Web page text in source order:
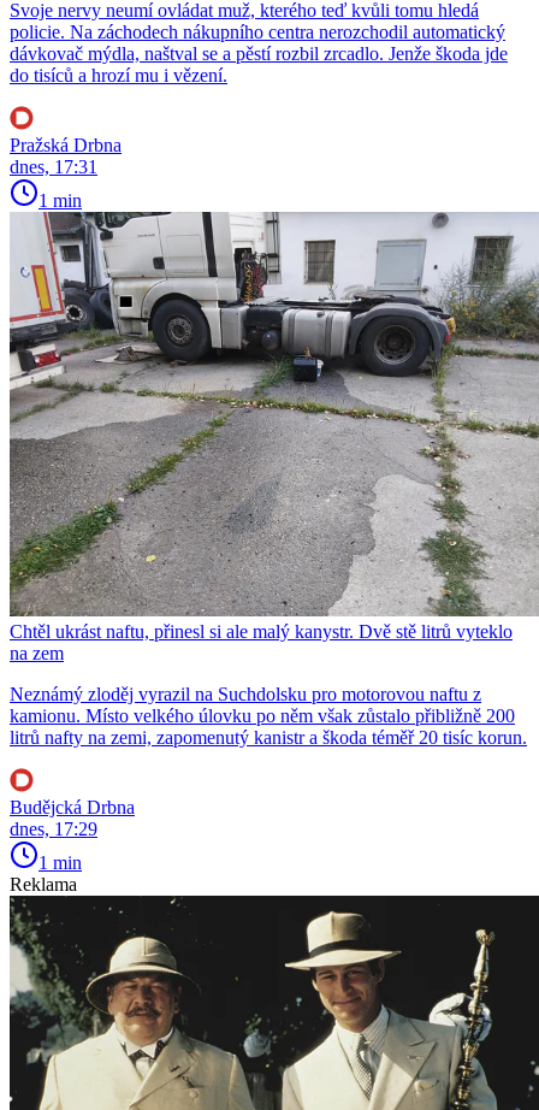
Svoje nervy neumí ovládat muž, kterého teď kvůli tomu hledá
policie. Na záchodech nákupního centra nerozchodil automatický
dávkovač mýdla, naštval se a pěstí rozbil zrcadlo. Jenže škoda jde
do tisíců a hrozí mu i vězení.
Pražská Drbna
dnes, 17:31
1 min
Chtěl ukrást naftu, přinesl si ale malý kanystr. Dvě stě litrů vyteklo
na zem
Neznámý zloděj vyrazil na Suchdolsku pro motorovou naftu z
kamionu. Místo velkého úlovku po něm však zůstalo přibližně 200
litrů nafty na zemi, zapomenutý kanistr a škoda téměř 20 tisíc korun.
Budějcká Drbna
dnes, 17:29
1 min
Reklama